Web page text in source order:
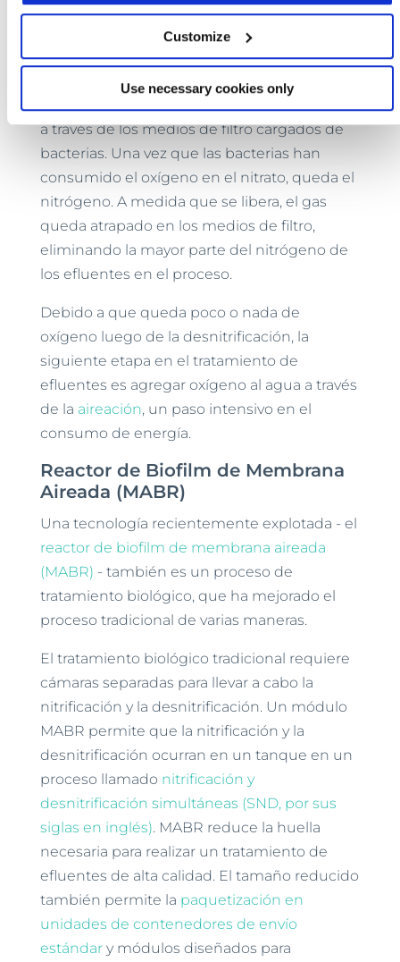
Customize
Use necessary cookies only
desnitrificación en los filtros.
Una vez que el agua entra en los filtros, pasa
a través de los medios de filtro cargados de
bacterias. Una vez que las bacterias han
consumido el oxígeno en el nitrato, queda el
nitrógeno. A medida que se libera, el gas
queda atrapado en los medios de filtro,
eliminando la mayor parte del nitrógeno de
los efluentes en el proceso.
Debido a que queda poco o nada de
oxígeno luego de la desnitrificación, la
siguiente etapa en el tratamiento de
efluentes es agregar oxígeno al agua a través
de la aireación, un paso intensivo en el
consumo de energía.
Reactor de Biofilm de Membrana
Aireada (MABR)
Una tecnología recientemente explotada - el
reactor de biofilm de membrana aireada
(MABR) - también es un proceso de
tratamiento biológico, que ha mejorado el
proceso tradicional de varias maneras.
El tratamiento biológico tradicional requiere
cámaras separadas para llevar a cabo la
nitrificación y la desnitrificación. Un módulo
MABR permite que la nitrificación y la
desnitrificación ocurran en un tanque en un
proceso llamado nitrificación y
desnitrificación simultáneas (SND, por sus
siglas en inglés). MABR reduce la huella
necesaria para realizar un tratamiento de
efluentes de alta calidad. El tamaño reducido
también permite la paquetización en
unidades de contenedores de envío
estándary módulos diseñados para